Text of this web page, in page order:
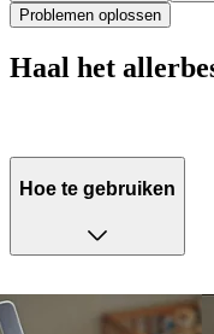
Problemen oplossen
Haal het
Hoe te gebruiken